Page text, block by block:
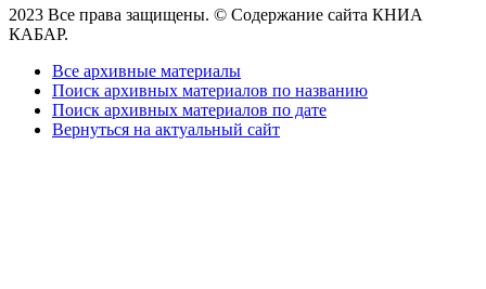
2023 Все права защищены. © Содержание сайта КНИА
КАБАР.
Все архивные материалы
Поиск архивных материалов по названию
Поиск архивных материалов по дате
Вернуться на актуальный сайт